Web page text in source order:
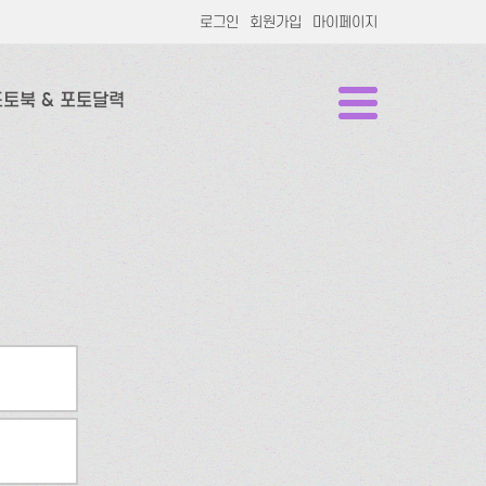
로그인 회원가입 마이페이지
북 & 포토달력